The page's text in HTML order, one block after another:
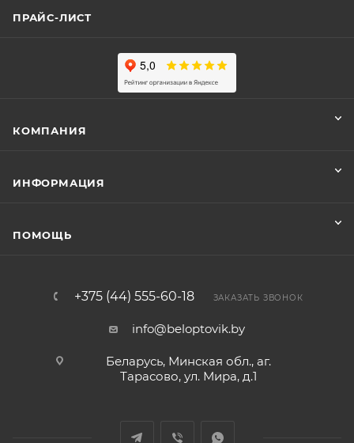
ПРАЙС-ЛИСТ
КОМПАНИЯ
ИНФОРМАЦИЯ
ПОМОЩЬ
+375 (44) 555-60-18 ЗАКАЗАТЬ ЗВОНОК
info@beloptovik.by
Беларусь, Минская обл., аг.
Тарасово, ул. Мира, д.1